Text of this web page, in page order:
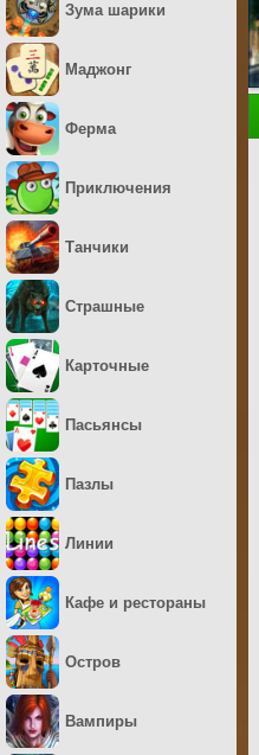
Зума шарики
Маджонг
Ферма
Приключения
Танчики
Страшные
Карточные
Пасьянсы
Пазлы
Линии
Кафе и рестораны
Остров
Вампиры